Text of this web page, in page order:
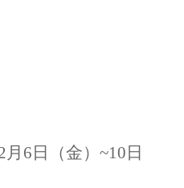
6日（金）~10日